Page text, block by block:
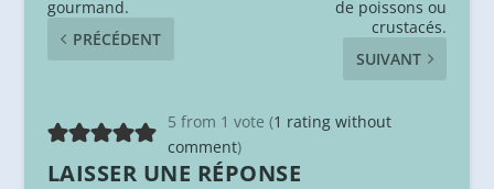
gourmand.
PRÉCÉDENT
de poissons ou
crustacés.
SUIVANT
5 from 1 vote (1 rating without
comment)
LAISSER UNE RÉPONSE